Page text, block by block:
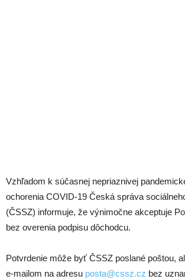
Vzhľadom k súčasnej nepriaznivej
ochorenia COVID-19 Česká správa
(ČSSZ) informuje, že výnimočne akceptuje
bez overenia podpisu dôchodcu.
Potvrdenie môže byť ČSSZ poslané poštou,
e-mailom na adresu posta@cssz.cz bez